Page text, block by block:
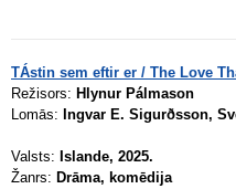
TÁstin sem eftir er / The Love
Režisors: Hlynur Pálmason
Lomās: Ingvar E. Sigurðsson,
Valsts: Islande, 2025.
Žanrs: Drāma, komēdija